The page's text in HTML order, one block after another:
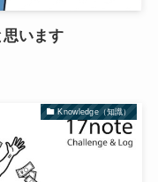
います
Knowledge（知識）